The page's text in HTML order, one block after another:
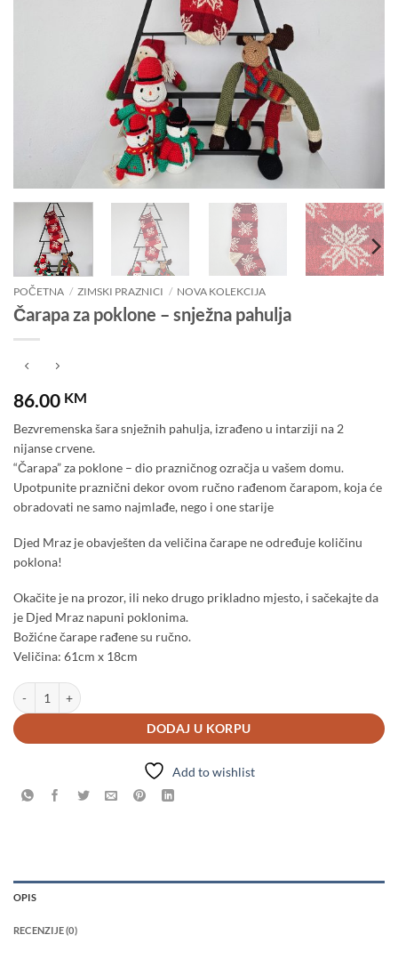
POČETNA / ZIMSKI PRAZNICI / NOVA KOLEKCIJA
Čarapa za poklone – snježna pahulja
86.00 KM
Bezvremenska šara snježnih pahulja, izrađeno u intarziji na 2
nijanse crvene.
“Čarapa” za poklone – dio prazničnog ozračja u vašem domu.
Upotpunite praznični dekor ovom ručno rađenom čarapom, koja će
obradovati ne samo najmlađe, nego i one starije
Djed Mraz je obavješten da veličina čarape ne određuje količinu
poklona!
Okačite je na prozor, ili neko drugo prikladno mjesto, i sačekajte da
je Djed Mraz napuni poklonima.
Božićne čarape rađene su ručno.
Veličina: 61cm x 18cm
Čarapa za poklone - snježna pahulja količina
DODAJ U KORPU
Add to wishlist
OPIS
RECENZIJE (0)